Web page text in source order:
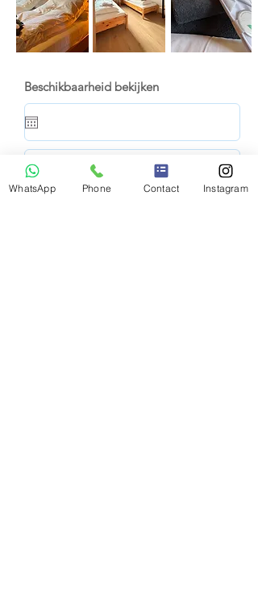
Beschikbaarheid bekijken
WhatsApp Phone Contact Instagram